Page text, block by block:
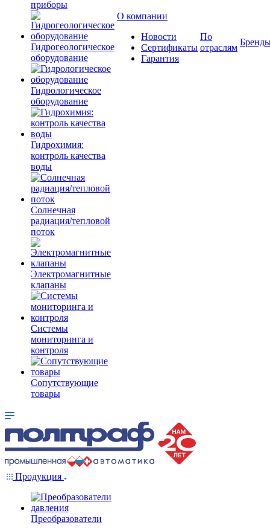
приборы
Гидрогеологическое
оборудование
Гидрологическое
оборудование
Гидрохимия:
контроль качества
воды
Солнечная
радиация/тепловой
поток
Электромагнитные
клапаны
Системы
мониторинга и
контроля
Сопутствующие
товары
О компании
Новости
Сертификаты
Гарантия
По
отраслям
Продукция
Преобразователи